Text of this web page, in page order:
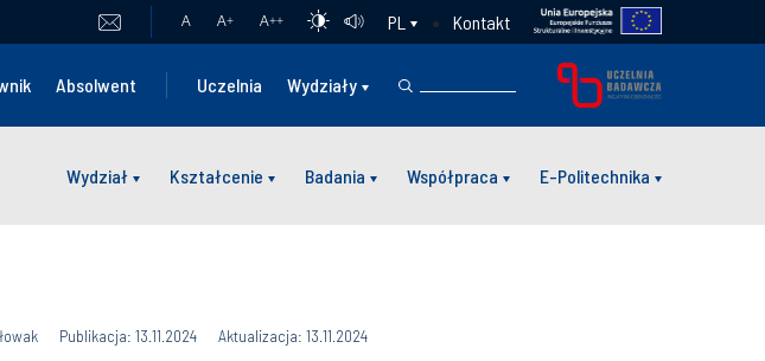
A A+ A++ PL Kontakt
Absolwent Uczelnia Wydziały
Wydział Kształcenie Badania Współpraca E-Politechnika
Publikacja: 13.11.2024 Aktualizacja: 13.11.2024